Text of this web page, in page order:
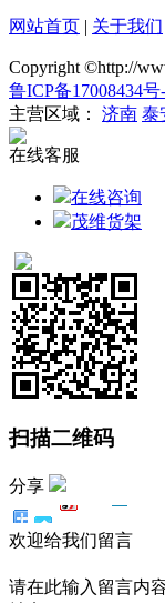
网站首页 | 关于我们
Copyright ©http://
鲁ICP备17008434号
主营区域： 济南 泰
在线客服
在线咨询
茂维货架
扫描二维码
分享
欢迎给我们留言
请在此输入留言内